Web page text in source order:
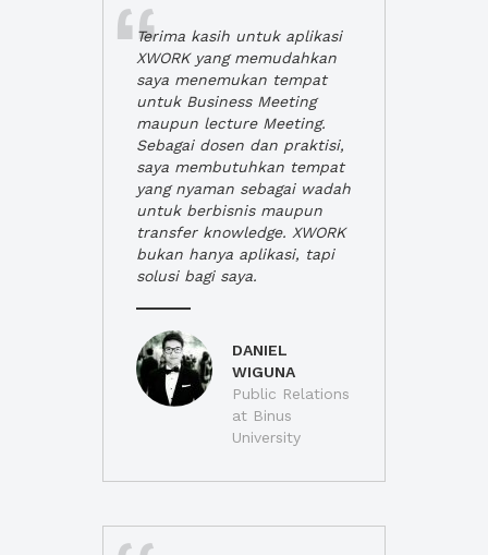
Terima kasih untuk aplikasi
XWORK yang memudahkan
saya menemukan tempat
untuk Business Meeting
maupun lecture Meeting.
Sebagai dosen dan praktisi,
saya membutuhkan tempat
yang nyaman sebagai wadah
untuk berbisnis maupun
transfer knowledge. XWORK
bukan hanya aplikasi, tapi
solusi bagi saya.
DANIEL
WIGUNA
Public Relations
at Binus
University